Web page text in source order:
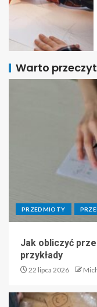
Warto
PRZEDMIOTY
Jak obliczyć
przykłady
22 lipca 2026